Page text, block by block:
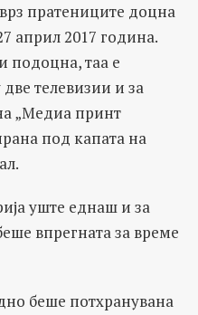
пратениците доцна
април 2017 година.
подоцна, таа е
телевизии и за
„Медиа принт
под капата на
уште еднаш и за
впрегната за време
беше потхранувана